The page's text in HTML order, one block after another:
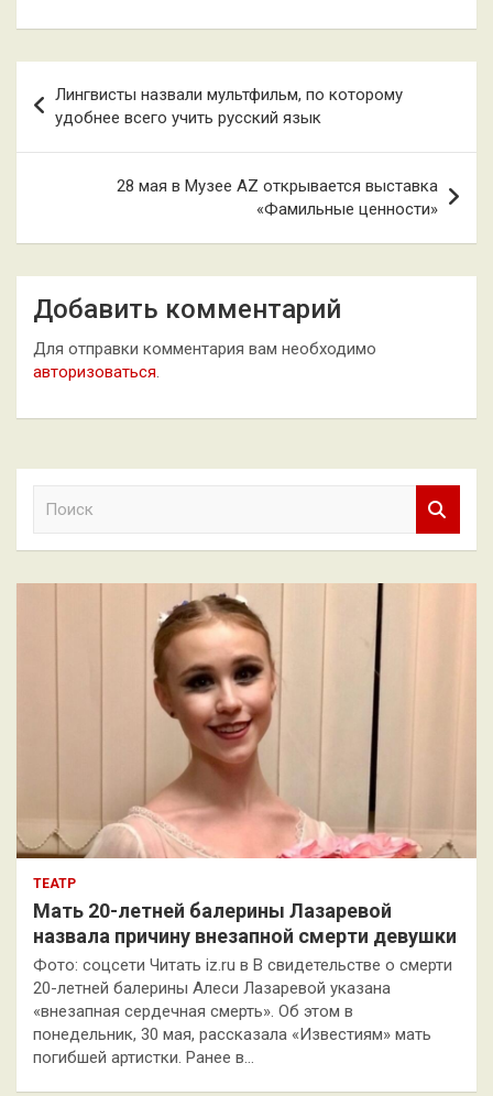
по
записям
Лингвисты назвали мультфильм, по которому
удобнее всего учить русский язык
28 мая в Музее AZ открывается выставка
«Фамильные ценности»
Добавить комментарий
Для отправки комментария вам необходимо
авторизоваться.
к
ТЕАТР
Мать 20-летней балерины Лазаревой
назвала причину внезапной смерти девушки
Фото: соцсети Читать iz.ru в В свидетельстве о смерти
20-летней балерины Алеси Лазаревой указана
«внезапная сердечная смерть». Об этом в
понедельник, 30 мая, рассказала «Известиям» мать
погибшей артистки. Ранее в…